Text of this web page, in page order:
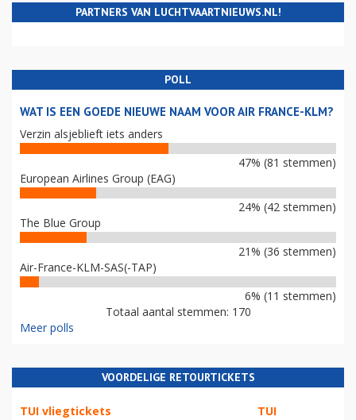
PARTNERS VAN LUCHTVAARTNIEUWS.NL!
POLL
WAT IS EEN GOEDE NIEUWE NAAM VOOR AIR FRANCE-KLM?
Verzin alsjeblieft iets anders
47% (81 stemmen)
European Airlines Group (EAG)
24% (42 stemmen)
The Blue Group
21% (36 stemmen)
Air-France-KLM-SAS(-TAP)
6% (11 stemmen)
Totaal aantal stemmen: 170
Meer polls
VOORDELIGE RETOURTICKETS
TUI vliegtickets TUI